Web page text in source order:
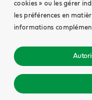
cookies » ou les gérer
les préférences en
informations